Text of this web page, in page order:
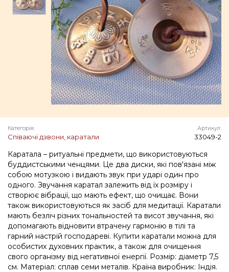
Категорія:
Співаючі дзвони, каратали
Артикул:
33049-2
Каратала – ритуальні предмети, що використовуються
буддистськими ченцями. Це два диски, які пов'язані між
собою мотузкою і видають звук при ударі один про
одного. Звучання каратал залежить від їх розміру і
створює вібрації, що мають ефект, що очищає. Вони
також використовуються як засіб для медитації. Каратали
мають безліч різних тональностей та висот звучання, які
допомагають відновити втрачену гармонію в тілі та
гарний настрій господареві. Купити каратали можна для
особистих духовних практик, а також для очищення
свого організму від негативної енергії. Розмір: діаметр 7,5
см. Матеріал: сплав семи металів. Країна виробник: Індія.